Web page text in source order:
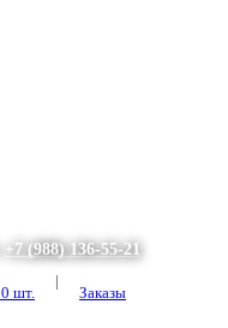
+7 (988) 136-55-21
0 шт.
|
Заказы